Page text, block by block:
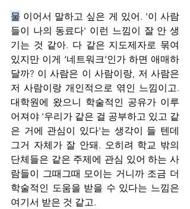
물 이어서 말하고 싶은 게 있어. '이 사람
들이 나의 동료다' 이런 느낌이 잘 안 생
기는 것 같아. 다 같은 지도제자로 묶여
있지만 이게 ‘네트워크’인가 하면 애매하
달까? 이 사람은 이 사람이랑, 저 사람은
저 사람이랑 개인적으로 엮인 느낌이고.
대학원에 왔으니 학술적인 공유가 이루
어져야 '우리가 같은 걸 공부하고 있고 같
은 거에 관심이 있다'는 생각이 들 텐데
그거 자체가 잘 안돼. 오히려 학교 밖의
단체들은 같은 주제에 관심 있어 하는 사
람들이 그때그때 모이는 거니까 조금 더
학술적인 도움을 받을 수 있다는 느낌은
여기서 받은 것 같고.